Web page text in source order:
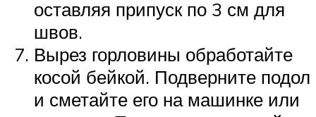
оставляя припуск по 3 см для
швов.
Вырез горловины обработайте
косой бейкой. Подверните подол
и сметайте его на машинке или